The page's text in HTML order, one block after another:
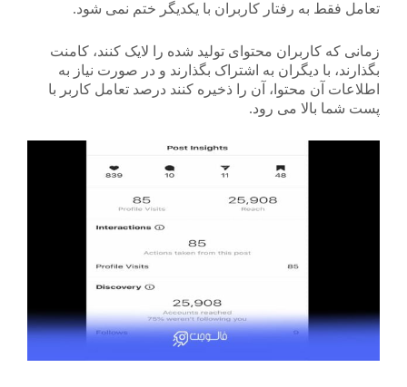
تعامل فقط به رفتار کاربران با یکدیگر ختم نمی شود.
زمانی که کاربران محتوای تولید شده را لایک کنند، کامنت
بگذارند، با دیگران به اشتراک بگذارند و در صورت نیاز به
اطلاعات آن محتوا، آن را ذخیره کنند درصد تعامل کاربر با
پست شما بالا می رود.